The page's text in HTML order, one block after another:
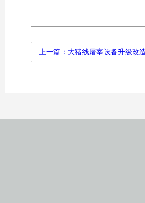
上一篇：大猪线屠宰设备升级改